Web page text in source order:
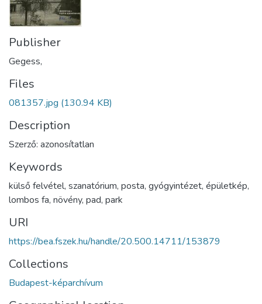
Publisher
Gegess,
Files
081357.jpg (130.94 KB)
Description
Szerző: azonosítatlan
Keywords
külső felvétel, szanatórium, posta, gyógyintézet, épületkép,
lombos fa, növény, pad, park
URI
https://bea.fszek.hu/handle/20.500.14711/153879
Collections
Budapest-képarchívum